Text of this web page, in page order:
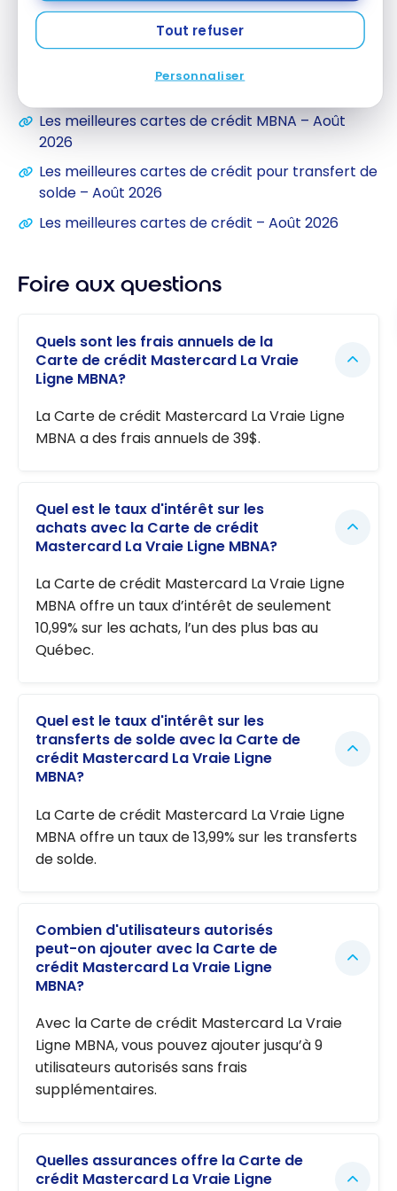
Tout refuser
Personnaliser
Ligneᴹᴰ MBNA est un excellent choix pour réduire
vos dettes et optimiser votre transfert de solde.
Liens Milesopedia
Les meilleures cartes de crédit MBNA – Août
2026
Les meilleures cartes de crédit pour transfert de
solde – Août 2026
Les meilleures cartes de crédit – Août 2026
Foire aux questions
Quels sont les frais annuels de la
Carte de crédit Mastercard La Vraie
Ligne MBNA?
La Carte de crédit Mastercard La Vraie Ligne
MBNA a des frais annuels de 39$.
Quel est le taux d'intérêt sur les
achats avec la Carte de crédit
Mastercard La Vraie Ligne MBNA?
La Carte de crédit Mastercard La Vraie Ligne
MBNA offre un taux d’intérêt de seulement
10,99% sur les achats, l’un des plus bas au
Québec.
Quel est le taux d'intérêt sur les
transferts de solde avec la Carte de
crédit Mastercard La Vraie Ligne
MBNA?
La Carte de crédit Mastercard La Vraie Ligne
MBNA offre un taux de 13,99% sur les transferts
de solde.
Combien d'utilisateurs autorisés
peut-on ajouter avec la Carte de
crédit Mastercard La Vraie Ligne
MBNA?
Avec la Carte de crédit Mastercard La Vraie
Ligne MBNA, vous pouvez ajouter jusqu’à 9
utilisateurs autorisés sans frais
supplémentaires.
Quelles assurances offre la Carte de
crédit Mastercard La Vraie Ligne